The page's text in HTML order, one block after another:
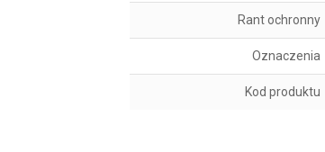
Rant ochronny
Oznaczenia
Kod produktu